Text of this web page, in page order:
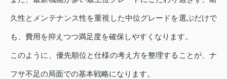
久性とメンテナンス性を重視した中位グレードを選ぶだけで
も、費用を抑えつつ満足度を確保しやすくなります。
このように、優先順位と仕様の考え方を整理することが、ナ
フサ不足の局面での基本戦略になります。